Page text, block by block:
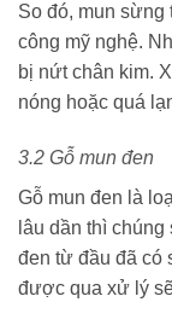
So đó, mun
công mỹ nghệ.
bị nứt chân kim.
nóng hoặc quá
3.2 Gỗ mun đen
Gỗ mun đen là
lâu dần thì
đen từ đầu đã có
được qua xử lý